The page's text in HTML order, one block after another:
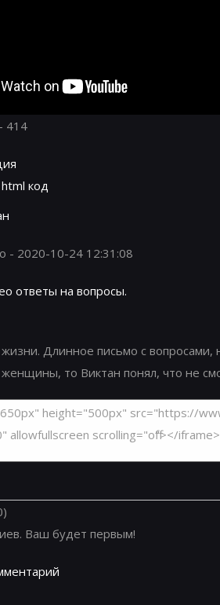
414
код
- 2020-10-24 12:31:08
ответы на вопросы.
Длинное письмо с вопросами,
то Виктан понял, что не
Ваш будет первым!